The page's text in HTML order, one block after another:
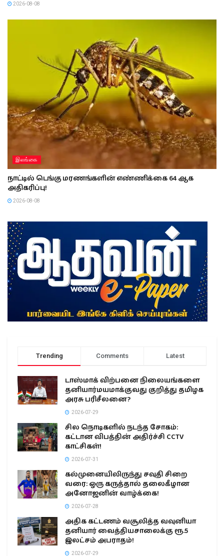
2026-08-08
இலங்கை
நாட்டில் டெங்கு மரணங்களின் எண்ணிக்கை 64 ஆக
அதிகரிப்பு!
2026-08-08
Trending Comments Latest
டாஸ்மாக் விற்பனை நிலையங்களை
தனியார்மயமாக்குவது குறித்து தமிழக
அரசு பரிசீலனை?
2026-07-29
சில நொடிகளில் நடந்த சோகம்:
கட்டான விபத்தின் அதிர்ச்சி CCTV
காட்சிகள்!
2026-07-31
கல்முனையிலிருந்து சவுதி சிறை
வரை: ஒரு கருத்தால் தலைகீழான
அனோஜனின் வாழ்க்கை!
2026-07-28
அதிக கட்டணம் வசூலித்த வவுனியா
தனியார் வைத்தியசாலைக்கு ரூ.5
இலட்சம் அபராதம்!
2026-07-29